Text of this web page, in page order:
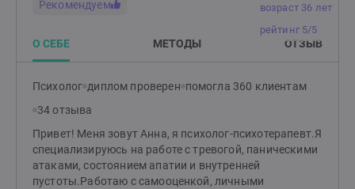
ваш запрос всего за несколько сессий (а может быть
и за одну- зависит от запроса) и вам не нужно
тратить годы жизни на психотерапию.Все мои
клиенты отмечают значительные улучшения уже на
полностью избавляется от своей проблемы.
Запишитесь бесплатную на 20-минутную
ситуации.Буду рада видеть вас и помочь вам решить
ваш вопрос.
возраст 36 лет
рейтинг 5/5
Рекомендуем
О СЕБЕ МЕТОДЫ ОТЗЫВ
Психолог диплом проверен помогла 360 клиентам
34 отзыва
Привет! Меня зовут Анна, я психолог-психотерапевт.Я
специализируюсь на работе с тревогой, паническими
атаками, состоянием апатии и внутренней
пустоты.Работаю с самооценкой, личными